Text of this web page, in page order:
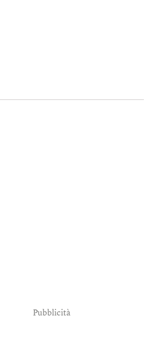
Pubblicità